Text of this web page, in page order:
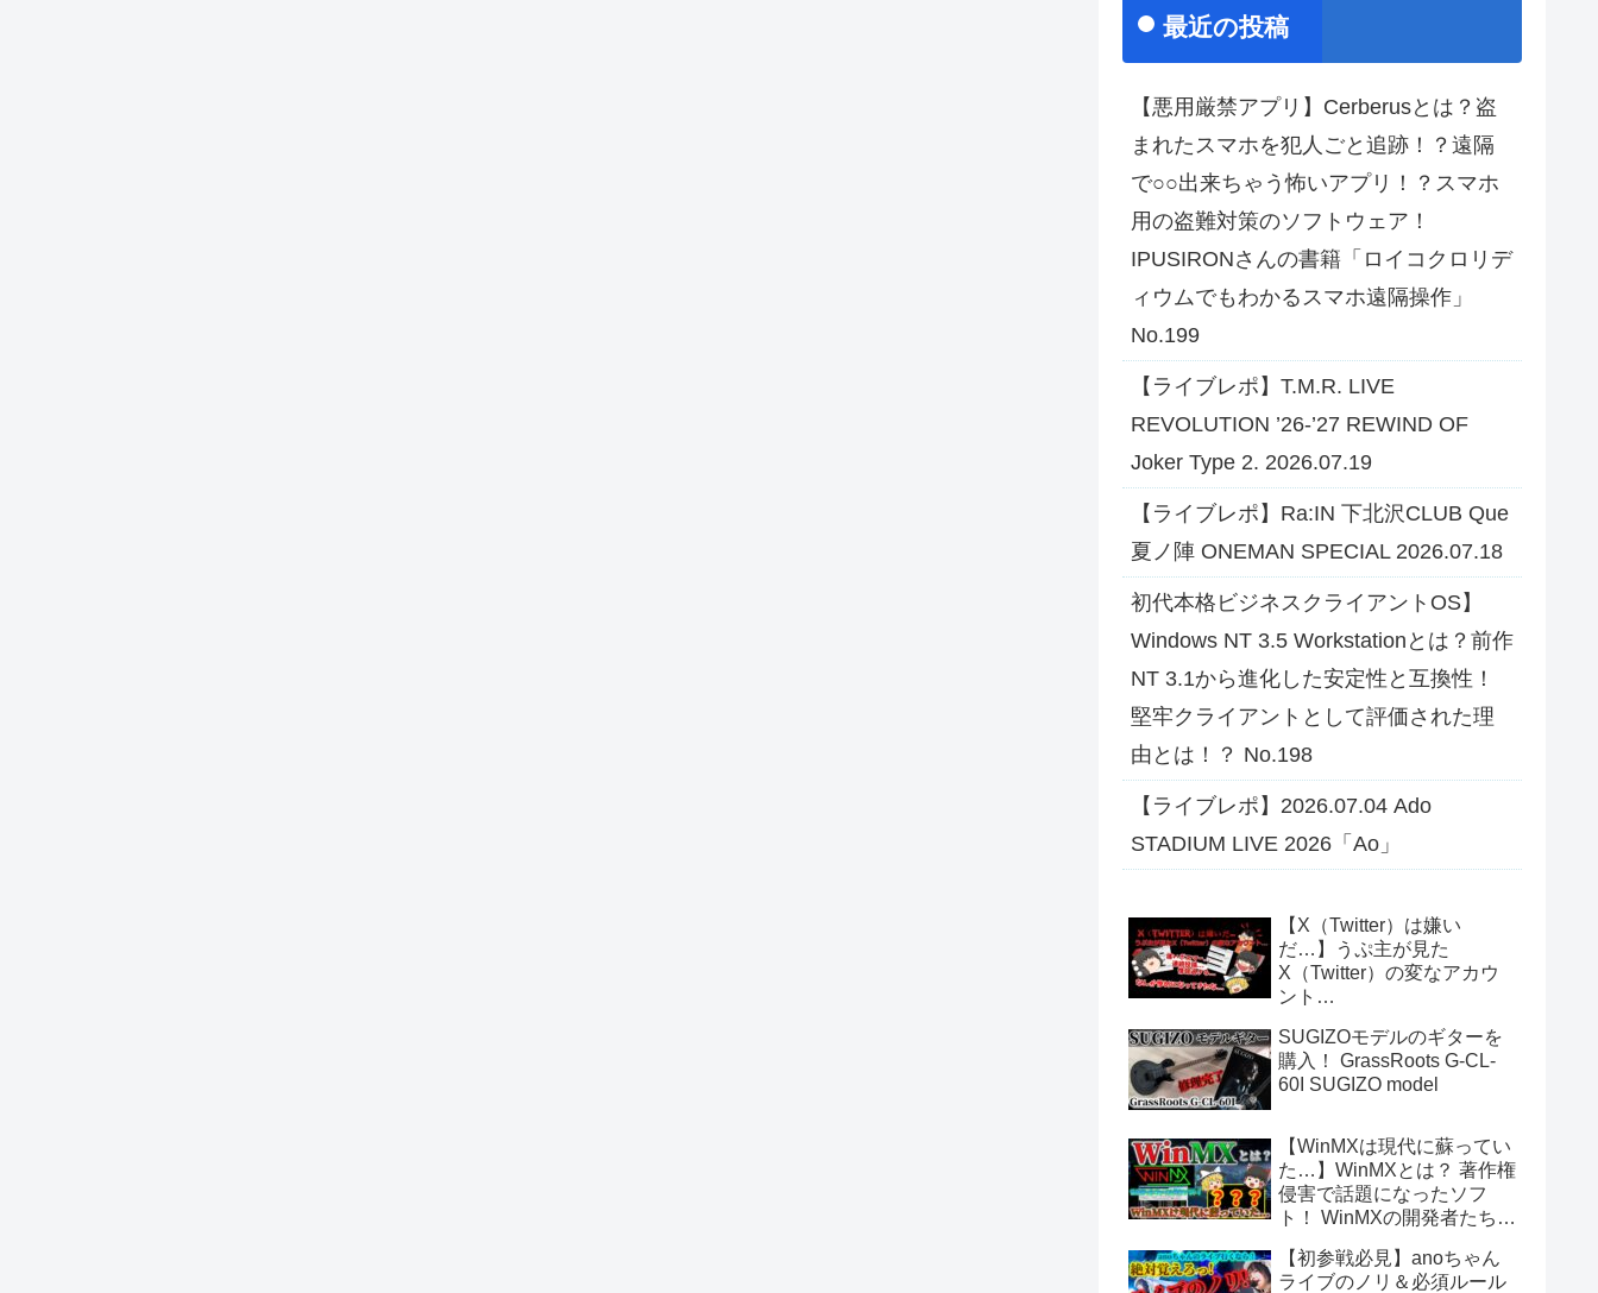
最近の投稿
【悪用厳禁アプリ】Cerberusとは？盗
まれたスマホを犯人ごと追跡！？遠隔
で○○出来ちゃう怖いアプリ！？スマホ
用の盗難対策のソフトウェア！
IPUSIRONさんの書籍「ロイコクロリデ
ィウムでもわかるスマホ遠隔操作」
No.199
【ライブレポ】T.M.R. LIVE
REVOLUTION ’26-’27 REWIND OF
Joker Type 2. 2026.07.19
【ライブレポ】Ra:IN 下北沢CLUB Que
夏ノ陣 ONEMAN SPECIAL 2026.07.18
初代本格ビジネスクライアントOS】
Windows NT 3.5 Workstationとは？前作
NT 3.1から進化した安定性と互換性！
堅牢クライアントとして評価された理
由とは！？ No.198
【ライブレポ】2026.07.04 Ado
STADIUM LIVE 2026「Ao」
【X（Twitter）は嫌い
だ…】うぷ主が見た
X（Twitter）の変なアカウ
ント…
SUGIZOモデルのギターを
購入！ GrassRoots G-CL-
60I SUGIZO model
【WinMXは現代に蘇ってい
た…】WinMXとは？ 著作権
侵害で話題になったソフ
ト！ WinMXの開発者たちが
「Fopnu」とは？ No.140
【初参戦必見】anoちゃん
ライブのノリ＆必須ルール